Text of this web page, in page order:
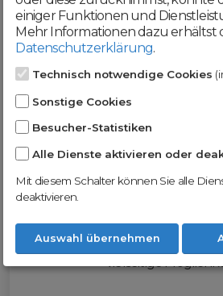
Werde jetzt Teil
DomainCatcher-
Community!
Nutze unsere Erfahrung
erleichtern wir dir
Domainhandel
vielseitige
einiger Funktionen und
Mehr Informationen dazu erhältst
Datenschutzerklärung.
Technisch notwendige Cookies
Sonstige Cookies
Besucher-Statistiken
Alle Dienste aktivieren oder
Mit diesem Schalter können Sie alle
deaktivieren.
Auswahl übernehmen